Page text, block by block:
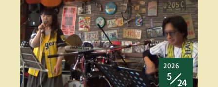
2026
5
24